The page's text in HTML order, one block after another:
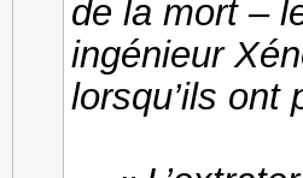
de la mort –
ingénieur
lorsqu’ils ont